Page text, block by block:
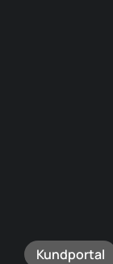
Kundportal